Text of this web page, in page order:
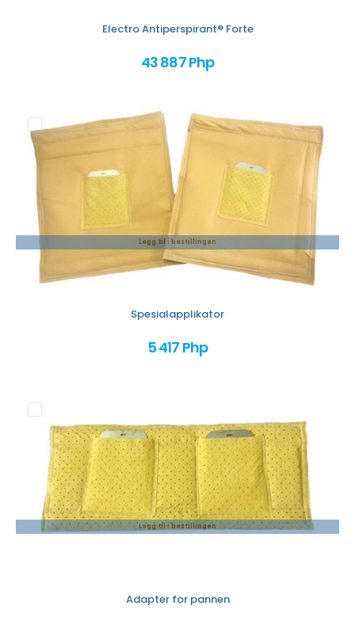
Electro Antiperspirant® Forte
43 887 Php
Legg til i bestillingen
Spesialapplikator
5 417 Php
Legg til i bestillingen
Adapter for pannen